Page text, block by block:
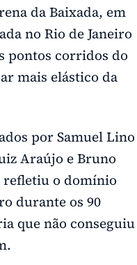
da Baixada, em
no Rio de Janeiro
pontos corridos do
mais elástico da
por Samuel Lino
Araújo e Bruno
refletiu o domínio
durante os 90
que não conseguiu